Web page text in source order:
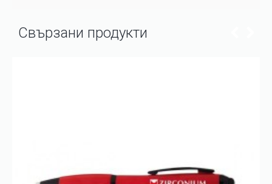
Свързани продукти